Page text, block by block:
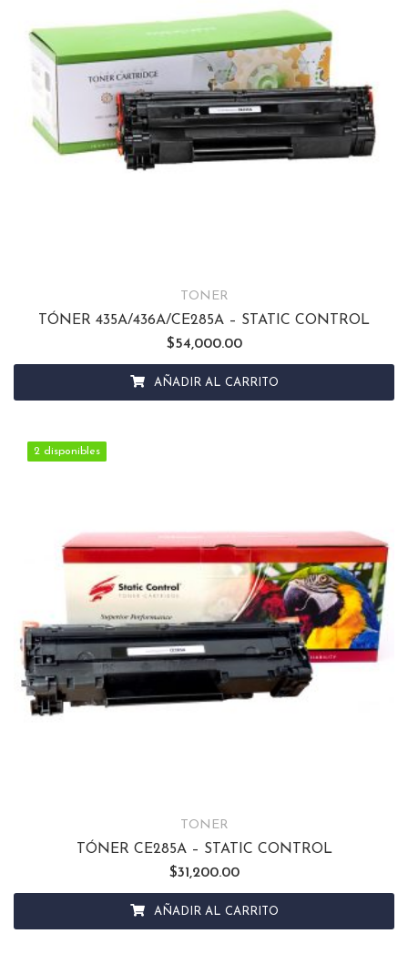
TONER
TÓNER 435A/436A/CE285A – STATIC CONTROL
$54,000.00
AÑADIR AL CARRITO
2 disponibles
2 disponibles
TONER
TÓNER CE285A – STATIC CONTROL
$31,200.00
AÑADIR AL CARRITO